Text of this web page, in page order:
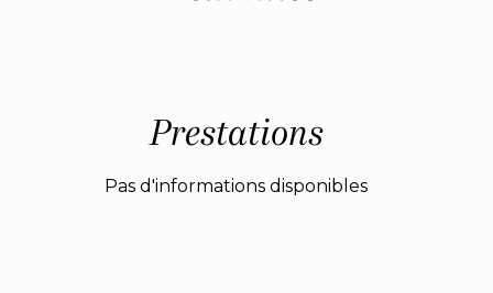
Prestations
Pas d'informations disponibles